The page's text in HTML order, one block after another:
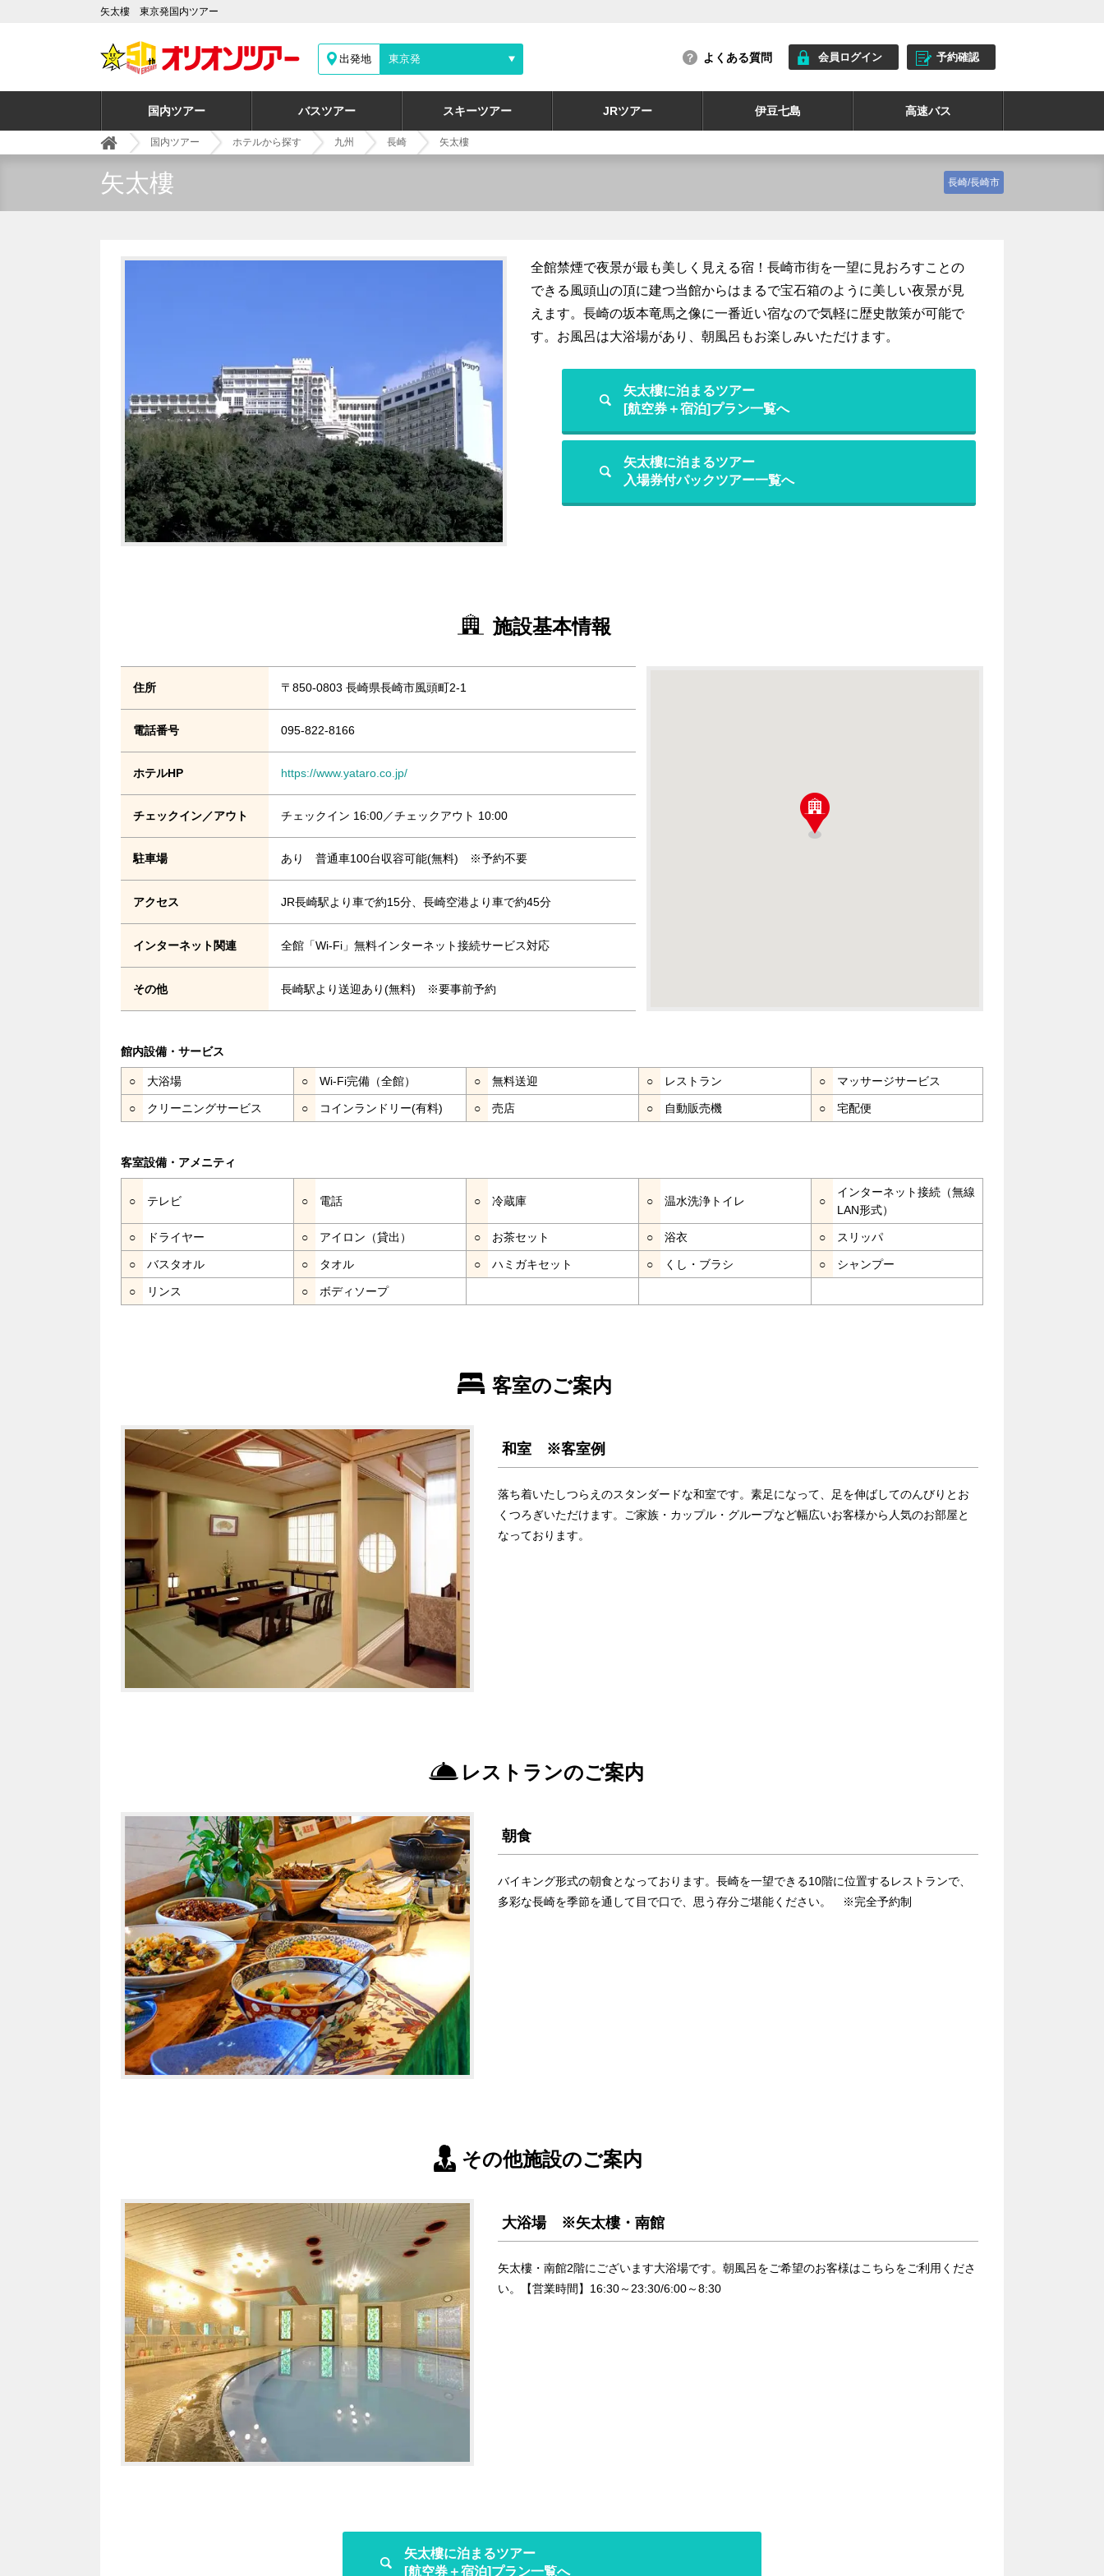
矢太樓 東京発国内ツアー
出発地 東京発 よくある質問 会員ログイン 予約確認
国内ツアー バスツアー スキーツアー JRツアー 伊豆七島 高速バス
国内ツアー ホテルから探す 九州 長崎 矢太樓
矢太樓 長崎/長崎市
全館禁煙で夜景が最も美しく見える宿！長崎市街を一望に見おろすことの
できる風頭山の頂に建つ当館からはまるで宝石箱のように美しい夜景が見
えます。長崎の坂本竜馬之像に一番近い宿なので気軽に歴史散策が可能で
す。お風呂は大浴場があり、朝風呂もお楽しみいただけます。
矢太樓に泊まるツアー
[航空券＋宿泊]プラン一覧へ
矢太樓に泊まるツアー
入場券付パックツアー一覧へ
施設基本情報
住所 〒850-0803 長崎県長崎市風頭町2-1
電話番号 095-822-8166
ホテルHP https://www.yataro.co.jp/
チェックイン／アウト チェックイン 16:00／チェックアウト 10:00
駐車場 あり 普通車100台収容可能(無料) ※予約不要
アクセス JR長崎駅より車で約15分、長崎空港より車で約45分
インターネット関連 全館「Wi-Fi」無料インターネット接続サービス対応
その他 長崎駅より送迎あり(無料) ※要事前予約
館内設備・サービス
○ 大浴場 ○ Wi-Fi完備（全館） ○ 無料送迎 ○ レストラン ○ マッサージサービス
○ クリーニングサービス ○ コインランドリー(有料) ○ 売店 ○ 自動販売機 ○ 宅配便
客室設備・アメニティ
○ テレビ ○ 電話 ○ 冷蔵庫 ○ 温水洗浄トイレ ○
インターネット接続（無線
LAN形式）
○ ドライヤー ○ アイロン（貸出） ○ お茶セット ○ 浴衣 ○ スリッパ
○ バスタオル ○ タオル ○ ハミガキセット ○ くし・ブラシ ○ シャンプー
○ リンス ○ ボディソープ
客室のご案内
和室 ※客室例
落ち着いたしつらえのスタンダードな和室です。素足になって、足を伸ばしてのんびりとお
くつろぎいただけます。ご家族・カップル・グループなど幅広いお客様から人気のお部屋と
なっております。
レストランのご案内
朝食
バイキング形式の朝食となっております。長崎を一望できる10階に位置するレストランで、
多彩な長崎を季節を通して目で口で、思う存分ご堪能ください。 ※完全予約制
その他施設のご案内
大浴場 ※矢太樓・南館
矢太樓・南館2階にございます大浴場です。朝風呂をご希望のお客様はこちらをご利用くださ
い。【営業時間】16:30～23:30/6:00～8:30
矢太樓に泊まるツアー
[航空券＋宿泊]プラン一覧へ